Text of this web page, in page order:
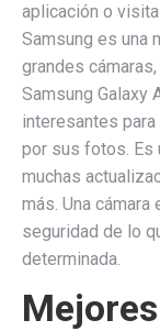
aplicación o
Samsung es una
grandes
Samsung Galaxy
interesantes
por sus fotos. Es
muchas
más. Una cámara
seguridad de lo
determinada.